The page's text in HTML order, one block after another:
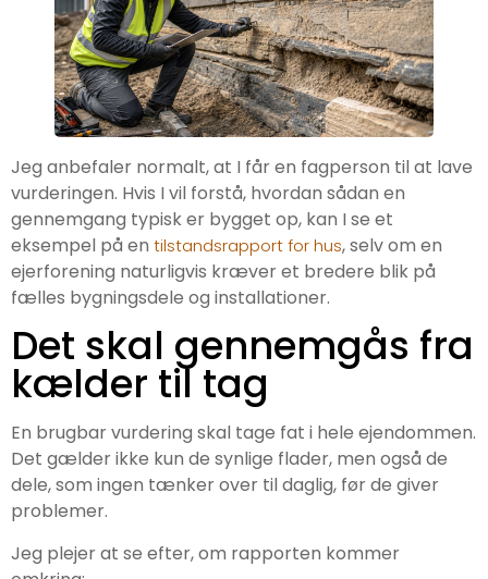
Jeg anbefaler normalt, at I får en fagperson til at lave
vurderingen. Hvis I vil forstå, hvordan sådan en
gennemgang typisk er bygget op, kan I se et
eksempel på en tilstandsrapport for hus, selv om en
ejerforening naturligvis kræver et bredere blik på
fælles bygningsdele og installationer.
Det skal gennemgås fra
kælder til tag
En brugbar vurdering skal tage fat i hele ejendommen.
Det gælder ikke kun de synlige flader, men også de
dele, som ingen tænker over til daglig, før de giver
problemer.
Jeg plejer at se efter, om rapporten kommer